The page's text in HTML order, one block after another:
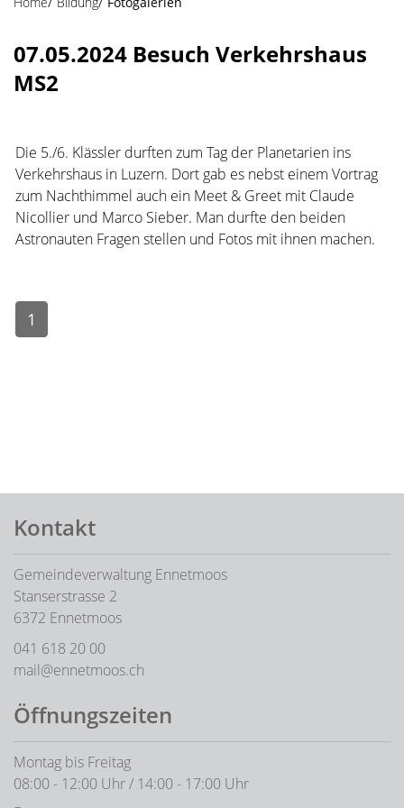
07.05.2024 Besuch Verkehrshaus
MS2
Die 5./6. Klässler durften zum Tag der Planetarien ins
Verkehrshaus in Luzern. Dort gab es nebst einem Vortrag
zum Nachthimmel auch ein Meet & Greet mit Claude
Nicollier und Marco Sieber. Man durfte den beiden
Astronauten Fragen stellen und Fotos mit ihnen machen.
1
Kontakt
Gemeindeverwaltung Ennetmoos
Stanserstrasse 2
6372 Ennetmoos
041 618 20 00
mail@ennetmoos.ch
Öffnungszeiten
Montag bis Freitag
08:00 - 12:00 Uhr / 14:00 - 17:00 Uhr